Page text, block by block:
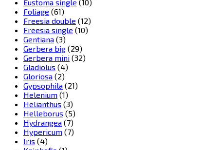
Eustoma single (10)
Foliage (61)
Freesia double (12)
Freesia single (10)
Gentiana (3)
Gerbera big (29)
Gerbera mini (32)
Gladiolus (4)
Gloriosa (2)
Gypsophila (21)
Helenium (1)
Helianthus (3)
Helleborus (5)
Hydrangea (7)
Hypericum (7)
Iris (4)